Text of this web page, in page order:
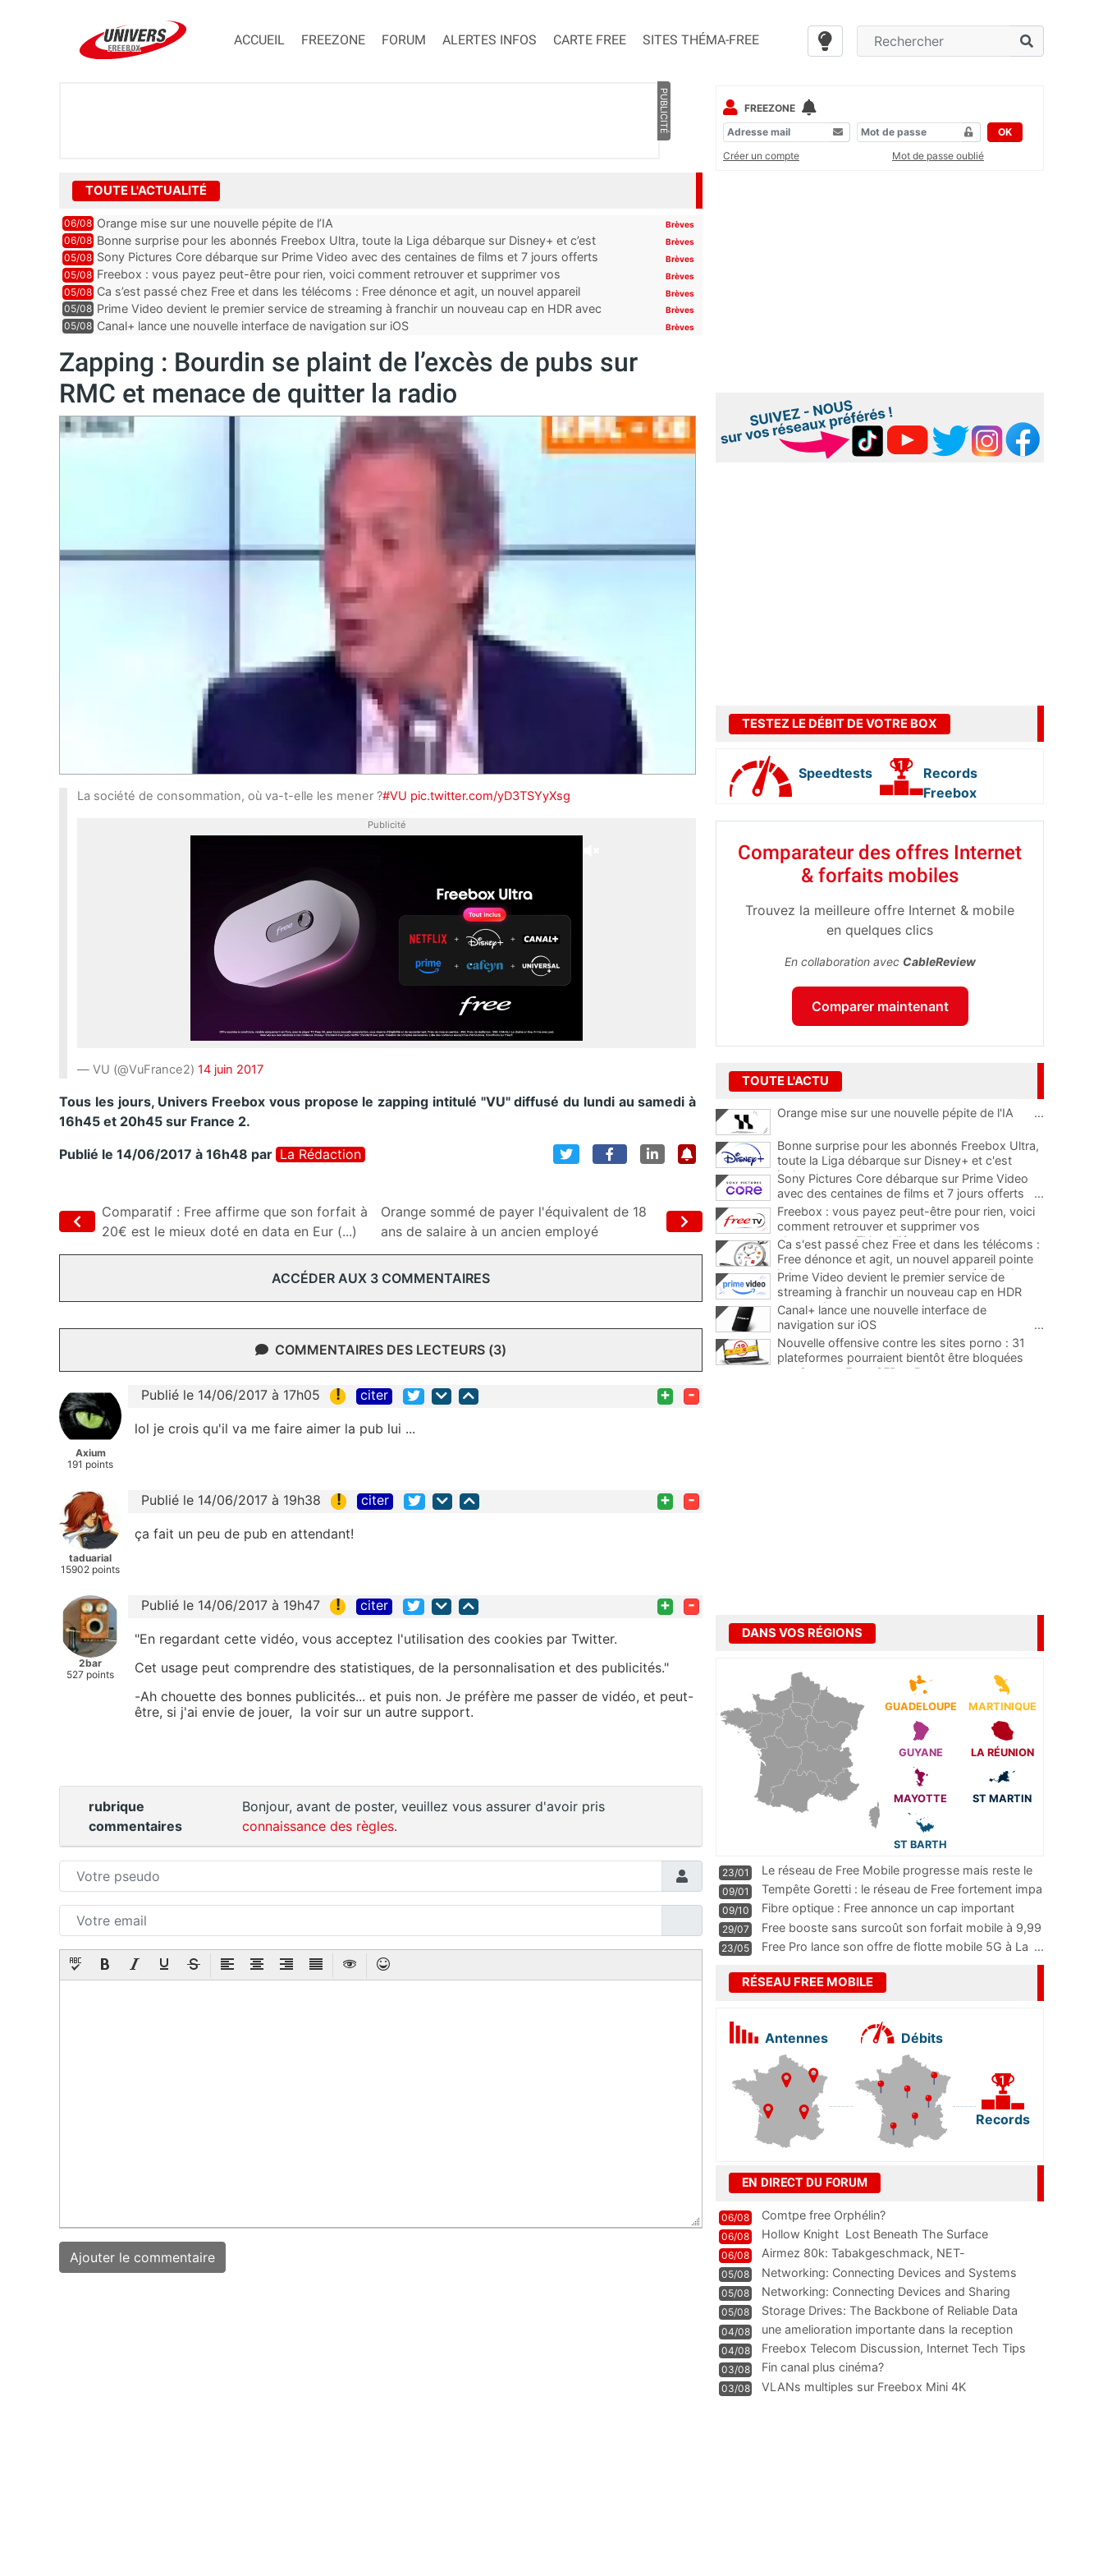
ACCUEIL FREEZONE FORUM ALERTES INFOS CARTE FREE SITES THÉMA-FREE
PUBLICITÉ
TOUTE L'ACTUALITÉ
06/08 Orange mise sur une nouvelle pépite de l’IA Brèves
06/08 Bonne surprise pour les abonnés Freebox Ultra, toute la Liga débarque sur Disney+ et c’est
inclus
Brèves
05/08 Sony Pictures Core débarque sur Prime Video avec des centaines de films et 7 jours offerts Brèves
05/08 Freebox : vous payez peut-être pour rien, voici comment retrouver et supprimer vos
abonnements TV oubliés
Brèves
05/08 Ca s’est passé chez Free et dans les télécoms : Free dénonce et agit, un nouvel appareil
pointe le bout de...
Brèves
05/08 Prime Video devient le premier service de streaming à franchir un nouveau cap en HDR avec
ce lancement
Brèves
05/08 Canal+ lance une nouvelle interface de navigation sur iOS Brèves
Zapping : Bourdin se plaint de l’excès de pubs sur
RMC et menace de quitter la radio
La société de consommation, où va-t-elle les mener ?#VU pic.twitter.com/yD3TSYyXsg
Publicité
— VU (@VuFrance2) 14 juin 2017
Tous les jours, Univers Freebox vous propose le zapping intitulé "VU" diffusé du lundi au samedi à
16h45 et 20h45 sur France 2.
Publié le 14/06/2017 à 16h48 par La Rédaction
Comparatif : Free affirme que son forfait à
20€ est le mieux doté en data en Eur (...)
Orange sommé de payer l'équivalent de 18
ans de salaire à un ancien employé
ACCÉDER AUX 3 COMMENTAIRES
COMMENTAIRES DES LECTEURS (3)
Axium
191 points
Publié le 14/06/2017 à 17h05 ! citer + -
lol je crois qu'il va me faire aimer la pub lui ...
taduarial
15902 points
Publié le 14/06/2017 à 19h38 ! citer + -
ça fait un peu de pub en attendant!
2bar
527 points
Publié le 14/06/2017 à 19h47 ! citer + -
"En regardant cette vidéo, vous acceptez l'utilisation des cookies par Twitter.
Cet usage peut comprendre des statistiques, de la personnalisation et des publicités."
-Ah chouette des bonnes publicités... et puis non. Je préfère me passer de vidéo, et peut-
être, si j'ai envie de jouer, la voir sur un autre support.
rubrique
commentaires
Bonjour, avant de poster, veuillez vous assurer d'avoir pris
connaissance des règles.
FREEZONE
OK
Créer un compte
Mot de passe oublié
TESTEZ LE DÉBIT DE VOTRE BOX
Speedtests
Records
Freebox
Comparateur des offres Internet
& forfaits mobiles
Trouvez la meilleure offre Internet & mobile
en quelques clics
En collaboration avec CableReview
Comparer maintenant
TOUTE L'ACTU
Orange mise sur une nouvelle pépite de l'IA ...
Bonne surprise pour les abonnés Freebox Ultra,
toute la Liga débarque sur Disney+ et c'est
inclus
Sony Pictures Core débarque sur Prime Video
avec des centaines de films et 7 jours offerts
...
Freebox : vous payez peut-être pour rien, voici
comment retrouver et supprimer vos
abonnements TV oubliés
...
Ca s'est passé chez Free et dans les télécoms :
Free dénonce et agit, un nouvel appareil pointe
le bout de son nez chez des abonnés Freebox...
Prime Video devient le premier service de
streaming à franchir un nouveau cap en HDR
avec ce lancement
Canal+ lance une nouvelle interface de
navigation sur iOS
...
Nouvelle offensive contre les sites porno : 31
plateformes pourraient bientôt être bloquées
par Orange, Free, SFR et Bouygues
DANS VOS RÉGIONS
GUADELOUPE MARTINIQUE
GUYANE LA RÉUNION
MAYOTTE ST MARTIN
ST BARTH
23/01
Le réseau de Free Mobile progresse mais reste le
m
...
09/01
Tempête Goretti : le réseau de Free fortement impa
09/10
Fibre optique : Free annonce un cap important
pass
...
29/07
Free booste sans surcoût son forfait mobile à 9,99
23/05 Free Pro lance son offre de flotte mobile 5G à La ...
RÉSEAU FREE MOBILE
Antennes Débits
Records
EN DIRECT DU FORUM
06/08 Comtpe free Orphélin?
06/08 Hollow Knight  Lost Beneath The Surface
06/08
Airmez 80k: Tabakgeschmack, NET-
Technologie und Leistung im
05/08 Networking: Connecting Devices and Systems
05/08
Networking: Connecting Devices and Sharing
Information
05/08
Storage Drives: The Backbone of Reliable Data
Management
04/08
une amelioration importante dans la reception
WIFI
04/08
Freebox Telecom Discussion, Internet Tech Tips
Communi
03/08 Fin canal plus cinéma?
03/08 VLANs multiples sur Freebox Mini 4K